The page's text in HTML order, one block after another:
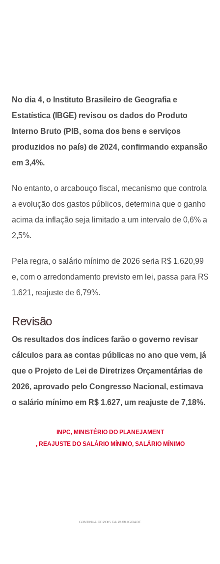
No dia 4, o Instituto Brasileiro de Geografia e
Estatística (IBGE) revisou os dados do Produto
Interno Bruto (PIB, soma dos bens e serviços
produzidos no país) de 2024, confirmando expansão
em 3,4%.
No entanto, o arcabouço fiscal, mecanismo que controla
a evolução dos gastos públicos, determina que o ganho
acima da inflação seja limitado a um intervalo de 0,6% a
2,5%.
Pela regra, o salário mínimo de 2026 seria R$ 1.620,99
e, com o arredondamento previsto em lei, passa para R$
1.621, reajuste de 6,79%.
Revisão
Os resultados dos índices farão o governo revisar
cálculos para as contas públicas no ano que vem, já
que o Projeto de Lei de Diretrizes Orçamentárias de
2026, aprovado pelo Congresso Nacional, estimava
o salário mínimo em R$ 1.627, um reajuste de 7,18%.
INPC, MINISTÉRIO DO PLANEJAMENT
, REAJUSTE DO SALÁRIO MÍNIMO, SALÁRIO MÍNIMO